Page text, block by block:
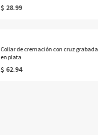
$ 28.99
Collar de cremación con cruz grabada
en plata
$ 62.94